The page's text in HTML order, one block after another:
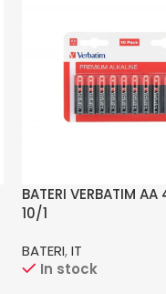
BATERI VERBATIM
10/1
BATERI,IT
In stock